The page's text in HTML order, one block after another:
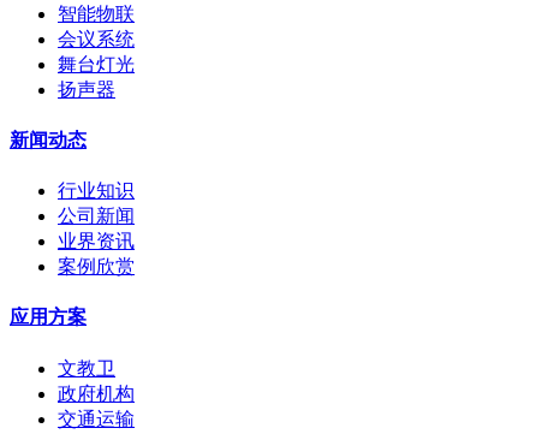
智能物联
会议系统
舞台灯光
扬声器
新闻动态
行业知识
公司新闻
业界资讯
案例欣赏
应用方案
文教卫
政府机构
交通运输